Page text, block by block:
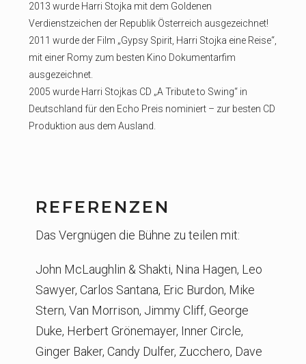
2013 wurde Harri Stojka mit dem Goldenen
Verdienstzeichen der Republik Österreich ausgezeichnet!
2011 wurde der Film „Gypsy Spirit, Harri Stojka eine Reise“,
mit einer Romy zum besten Kino Dokumentarfim
ausgezeichnet.
2005 wurde Harri Stojkas CD „A Tribute to Swing“ in
Deutschland für den Echo Preis nominiert – zur besten CD
Produktion aus dem Ausland.
REFERENZEN
Das Vergnügen die Bühne zu teilen mit:
John McLaughlin & Shakti, Nina Hagen, Leo
Sawyer, Carlos Santana, Eric Burdon, Mike
Stern, Van Morrison, Jimmy Cliff, George
Duke, Herbert Grönemayer, Inner Circle,
Ginger Baker, Candy Dulfer, Zucchero, Dave